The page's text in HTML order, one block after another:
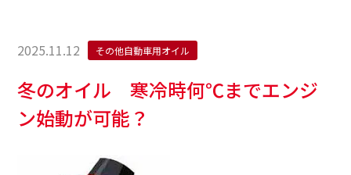
2025.11.12 その他自動車用オイル
冬のオイル 寒冷時何℃までエンジ
ン始動が可能？